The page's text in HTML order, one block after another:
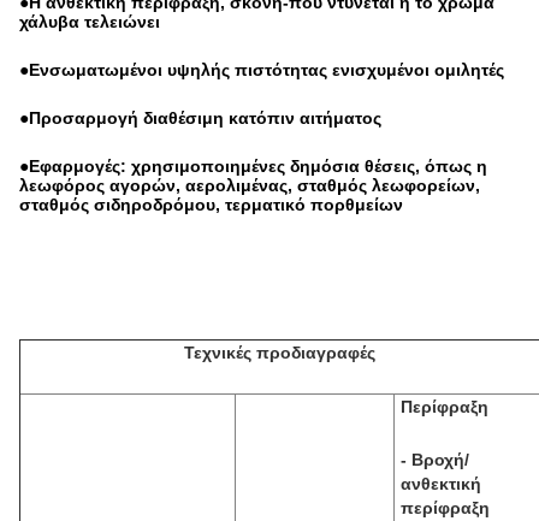
χάλυβα τελειώνει
●Ενσωματωμένοι υψηλής πιστότητας ενισχυμένοι ομιλητές
●Προσαρμογή διαθέσιμη κατόπιν αιτήματος
●Εφαρμογές: χρησιμοποιημένες δημόσια θέσεις, όπως η
λεωφόρος αγορών, αερολιμένας, σταθμός λεωφορείων,
σταθμός σιδηροδρόμου, τερματικό πορθμείων
Τεχνικές προδιαγραφές
Περίφραξη
- Βροχή/
ανθεκτική
περίφραξη